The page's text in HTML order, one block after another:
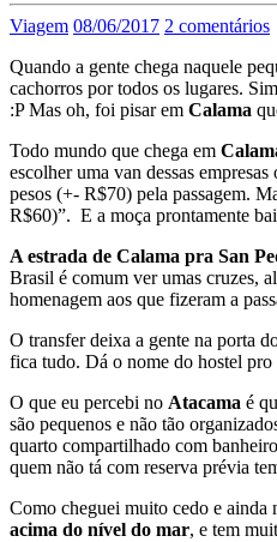
Viagem 08/06/2017 2 comentários
Quando a gente chega naquele
cachorros por todos os lugares.
:P Mas oh, foi pisar em Calama
Todo mundo que chega em
escolher uma van dessas
pesos (+- R$70) pela passagem.
R$60)”. E a moça prontamente
A estrada de Calama pra San
Brasil é comum ver umas cruzes,
homenagem aos que fizeram a
O transfer deixa a gente na porta
fica tudo. Dá o nome do hostel
O que eu percebi no Atacama é
são pequenos e não tão
quarto compartilhado com
quem não tá com reserva prévia
Como cheguei muito cedo e ainda
acima do nível do mar, e tem